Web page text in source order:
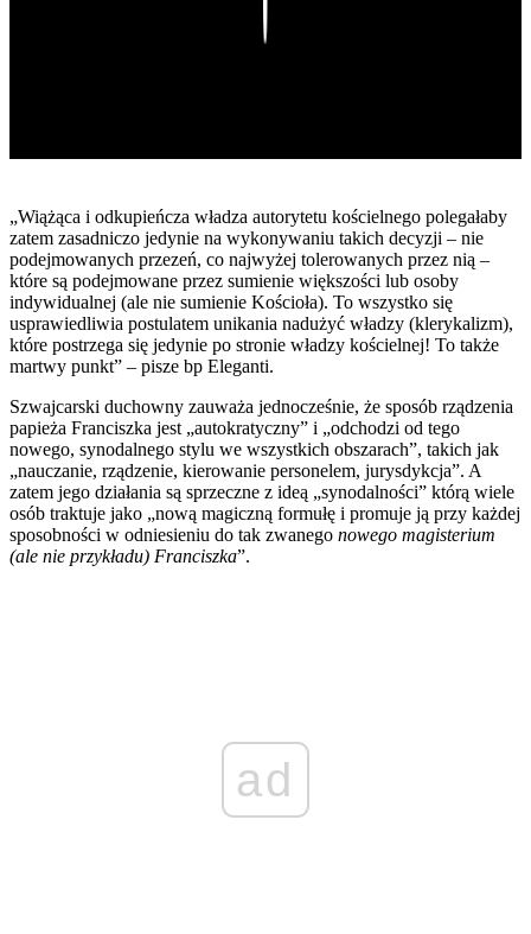
„Wiążąca i odkupieńcza władza autorytetu kościelnego polegałaby
zatem zasadniczo jedynie na wykonywaniu takich decyzji – nie
podejmowanych przezeń, co najwyżej tolerowanych przez nią –
które są podejmowane przez sumienie większości lub osoby
indywidualnej (ale nie sumienie Kościoła). To wszystko się
usprawiedliwia postulatem unikania nadużyć władzy (klerykalizm),
które postrzega się jedynie po stronie władzy kościelnej! To także
martwy punkt” – pisze bp Eleganti.
Szwajcarski duchowny zauważa jednocześnie, że sposób rządzenia
papieża Franciszka jest „autokratyczny” i „odchodzi od tego
nowego, synodalnego stylu we wszystkich obszarach”, takich jak
„nauczanie, rządzenie, kierowanie personelem, jurysdykcja”. A
zatem jego działania są sprzeczne z ideą „synodalności” którą wiele
osób traktuje jako „nową magiczną formułę i promuje ją przy każdej
sposobności w odniesieniu do tak zwanego nowego magisterium
(ale nie przykładu) Franciszka”.
ad